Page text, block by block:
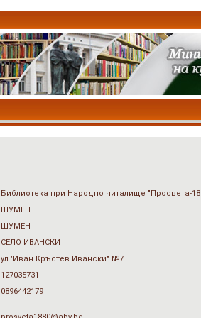
Библиотека при Народно читалище "Просвета-
ШУМЕН
ШУМЕН
СЕЛО ИВАНСКИ
ул."Иван Кръстев Ивански" №7
127035731
0896442179